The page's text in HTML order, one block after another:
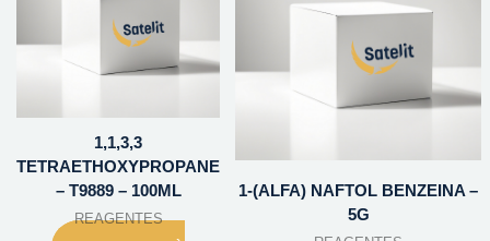
1,1,3,3
TETRAETHOXYPROPANE
– T9889 – 100ML
REAGENTES
1-(ALFA) NAFTOL BENZEINA –
5G